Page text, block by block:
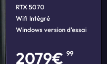
RTX 5070
Wifi Intégré
Windows version d'essai
2079€99